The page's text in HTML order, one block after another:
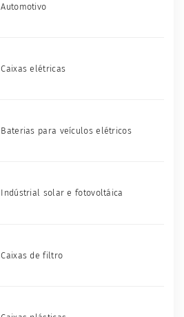
Automotivo
Caixas elétricas
Baterias para veículos elétricos
Indústrial solar e fotovoltáica
Caixas de filtro